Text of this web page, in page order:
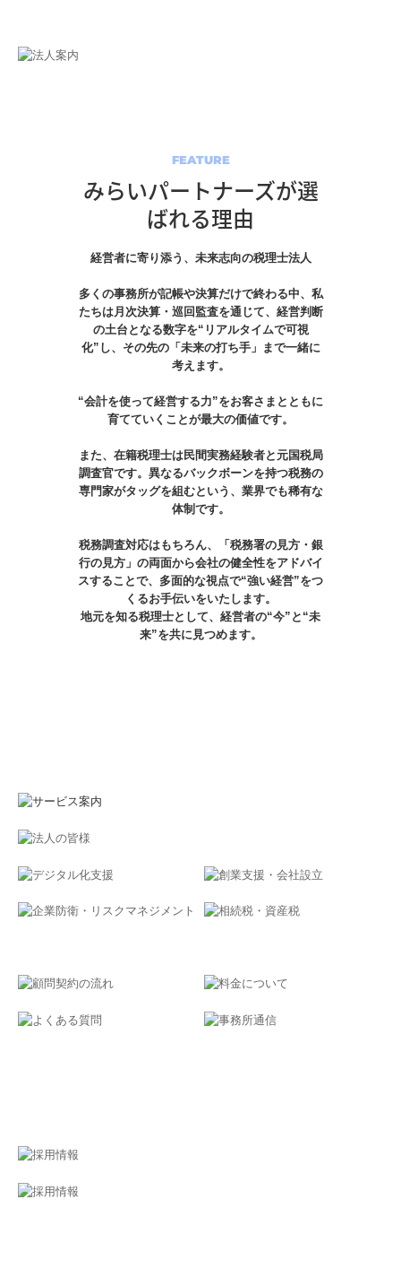
キャリアアップ・教育制度
FEATURE
みらいパートナーズが選
ばれる理由
経営者に寄り添う、未来志向の税理士法人
多くの事務所が記帳や決算だけで終わる中、私
たちは月次決算・巡回監査を通じて、経営判断
の土台となる数字を“リアルタイムで可視
化”し、その先の「未来の打ち手」まで一緒に
考えます。
“会計を使って経営する力”をお客さまとともに
育てていくことが最大の価値です。
また、在籍税理士は民間実務経験者と元国税局
調査官です。異なるバックボーンを持つ税務の
専門家がタッグを組むという、業界でも稀有な
体制です。
税務調査対応はもちろん、「税務署の見方・銀
行の見方」の両面から会社の健全性をアドバイ
スすることで、多面的な視点で“強い経営”をつ
くるお手伝いをいたします。
地元を知る税理士として、経営者の“今”と“未
来”を共に見つめます。